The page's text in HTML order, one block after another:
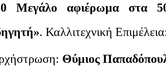
Μεγάλο αφιέρωμα στα
. Καλλιτεχνική
Θύμιος